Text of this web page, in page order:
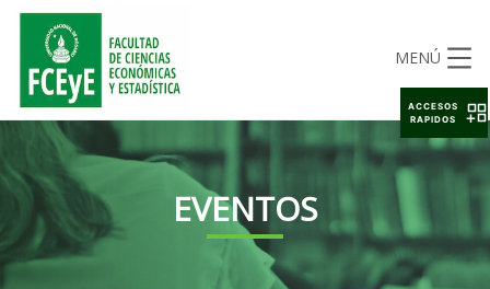
MENÚ
EVENTOS
ACCESOS
RAPIDOS